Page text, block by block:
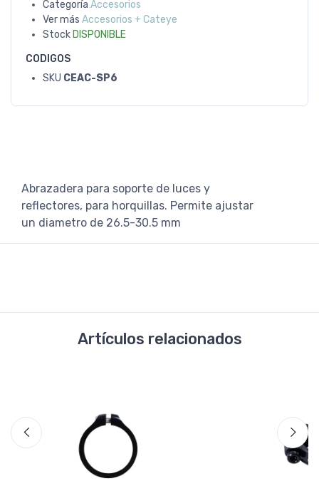
Categoría Accesorios
Ver más Accesorios + Cateye
Stock DISPONIBLE
CODIGOS
SKU CEAC-SP6
Abrazadera para soporte de luces y
reflectores, para horquillas. Permite ajustar
un diametro de 26.5-30.5 mm
Artículos relacionados